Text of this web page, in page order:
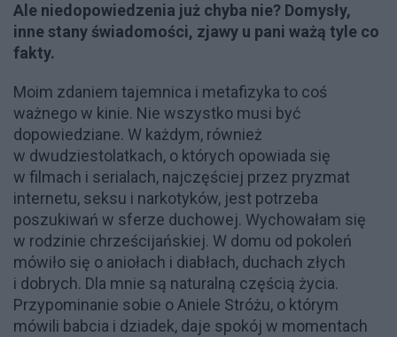
Ale niedopowiedzenia już chyba nie? Domysły,
inne stany świadomości, zjawy u pani ważą tyle co
fakty.
Moim zdaniem tajemnica i metafizyka to coś
ważnego w kinie. Nie wszystko musi być
dopowiedziane. W każdym, również
w dwudziestolatkach, o których opowiada się
w filmach i serialach, najczęściej przez pryzmat
internetu, seksu i narkotyków, jest potrzeba
poszukiwań w sferze duchowej. Wychowałam się
w rodzinie chrześcijańskiej. W domu od pokoleń
mówiło się o aniołach i diabłach, duchach złych
i dobrych. Dla mnie są naturalną częścią życia.
Przypominanie sobie o Aniele Stróżu, o którym
mówili babcia i dziadek, daje spokój w momentach